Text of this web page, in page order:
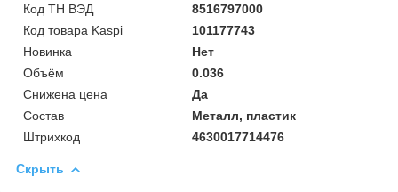
Код ТН ВЭД
8516797000
Код товара Kaspi
101177743
Новинка
Нет
Объём
0.036
Снижена цена
Да
Состав
Металл, пластик
Штрихкод
4630017714476
Скрыть